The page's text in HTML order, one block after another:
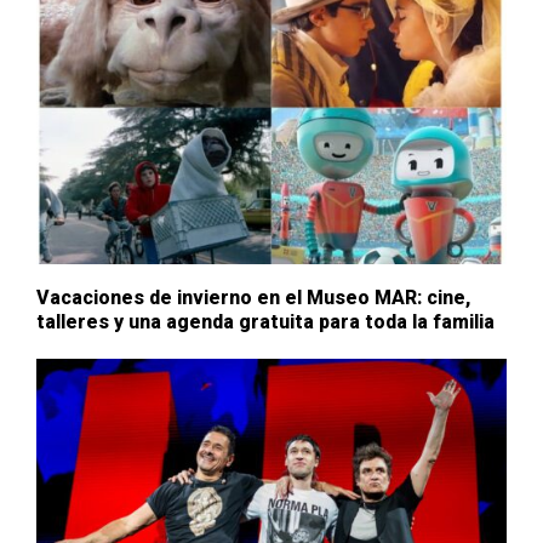
Vacaciones de invierno en el Museo MAR: cine,
talleres y una agenda gratuita para toda la familia